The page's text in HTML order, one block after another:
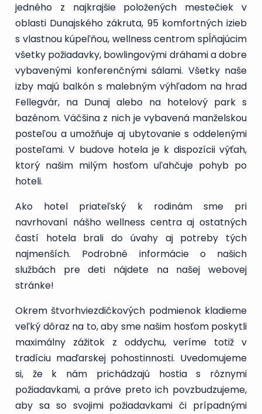
jedného z najkrajšie položených mestečiek v
oblasti Dunajského zákruta, 95 komfortných izieb
s vlastnou kúpeľňou, wellness centrom spĺňajúcim
všetky požiadavky, bowlingovými dráhami a dobre
vybavenými konferenčnými sálami. Všetky naše
izby majú balkón s malebným výhľadom na hrad
Fellegvár, na Dunaj alebo na hotelový park s
bazénom. Väčšina z nich je vybavená manželskou
posteľou a umožňuje aj ubytovanie s oddelenými
posteľami. V budove hotela je k dispozícii výťah,
ktorý našim milým hosťom uľahčuje pohyb po
hoteli.
Ako hotel priateľský k rodinám sme pri
navrhovaní nášho wellness centra aj ostatných
častí hotela brali do úvahy aj potreby tých
najmenších. Podrobné informácie o našich
službách pre deti nájdete na našej webovej
stránke!
Okrem štvorhviezdičkových podmienok kladieme
veľký dôraz na to, aby sme našim hosťom poskytli
maximálny zážitok z oddychu, veríme totiž v
tradíciu maďarskej pohostinnosti. Uvedomujeme
si, že k nám prichádzajú hostia s rôznymi
požiadavkami, a práve preto ich povzbudzujeme,
aby sa so svojimi požiadavkami či prípadnými